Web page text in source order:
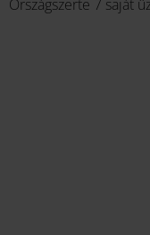
Országszerte 7 saját